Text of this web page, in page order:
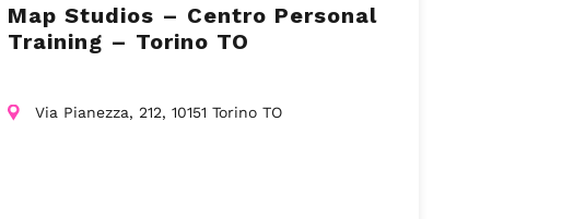
Map Studios – Centro Personal
Training – Torino TO
Via Pianezza, 212, 10151 Torino TO